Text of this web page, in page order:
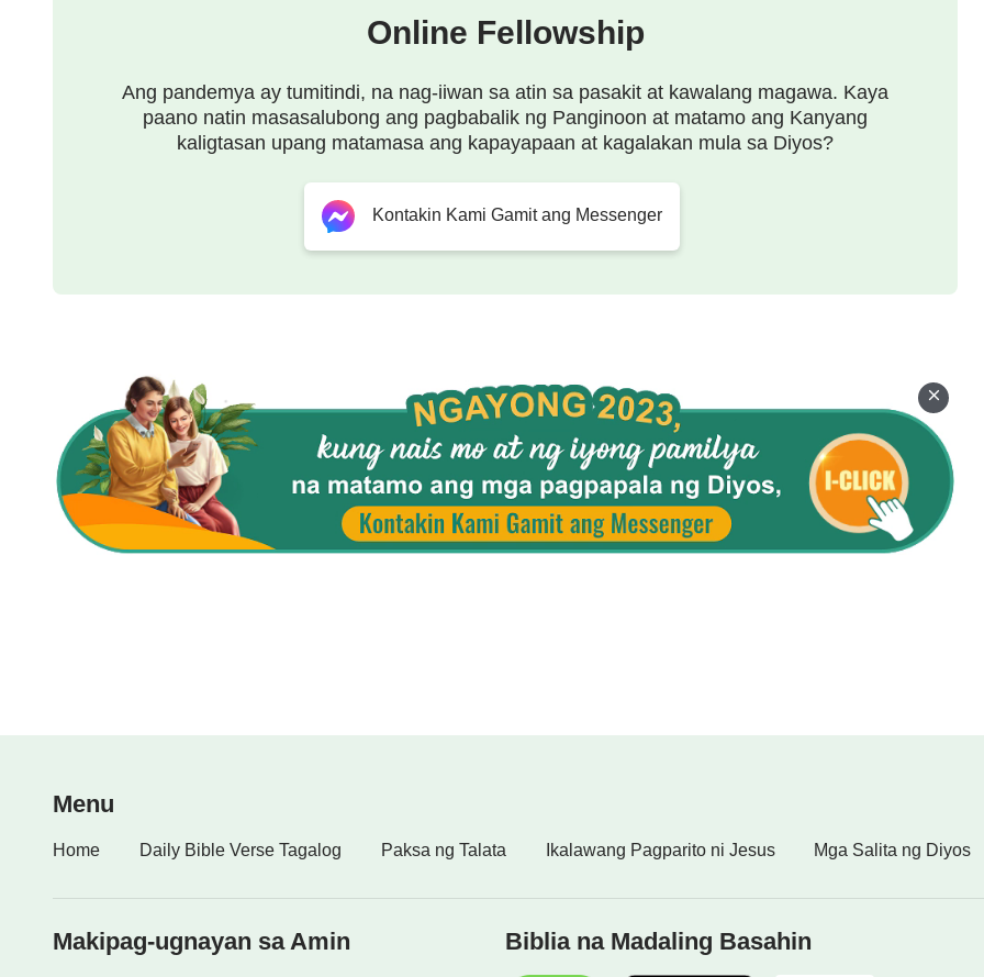
Online Fellowship
Ang pandemya ay tumitindi, na nag-iiwan sa atin sa pasakit at kawalang magawa. Kaya
paano natin masasalubong ang pagbabalik ng Panginoon at matamo ang Kanyang
kaligtasan upang matamasa ang kapayapaan at kagalakan mula sa Diyos?
Kontakin Kami Gamit ang Messenger
Menu
Home Daily Bible Verse Tagalog Paksa ng Talata Ikalawang Pagparito ni Jesus Mga Salita ng Diyos
Makipag-ugnayan sa Amin Biblia na Madaling Basahin